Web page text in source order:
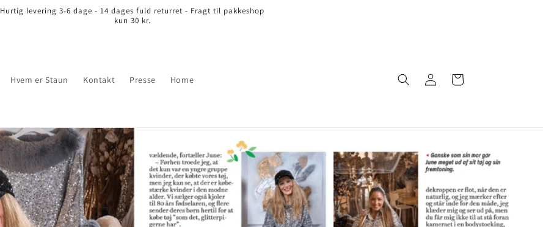
Hurtig levering 3-6 dage - 14 dages fuld returret - Fragt til pakkeshop
kun 30 kr.
Hvem er Staun Kontakt Presse Home
ind
Indkøbskurv